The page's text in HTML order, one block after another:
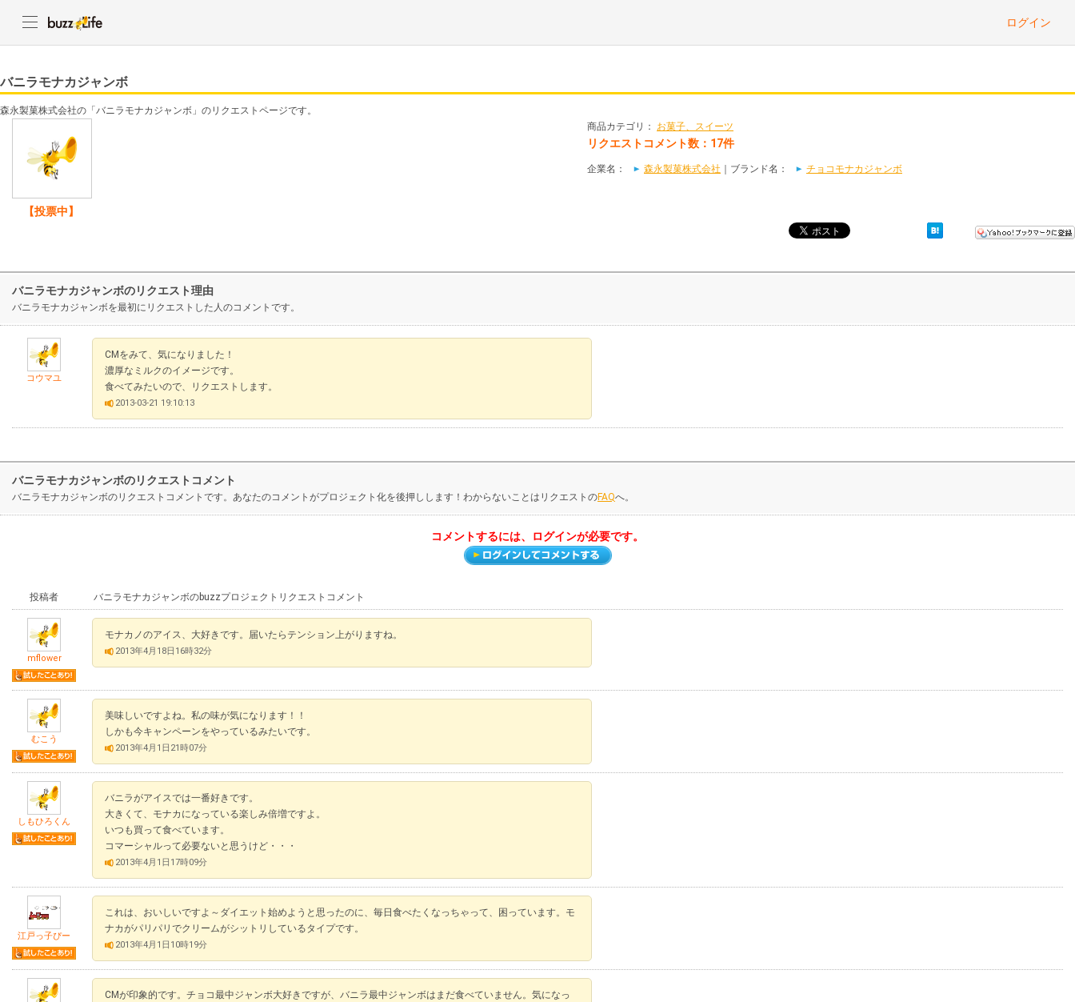
ログイン
バニラモナカジャンボ
森永製菓株式会社の「バニラモナカジャンボ」のリクエストページです。
【投票中】
商品カテゴリ： お菓子、スイーツ
リクエストコメント数：17件
企業名： 森永製菓株式会社 ｜ブランド名： チョコモナカジャンボ
バニラモナカジャンボのリクエスト理由
バニラモナカジャンボを最初にリクエストした人のコメントです。
コウマユ
CMをみて、気になりました！
濃厚なミルクのイメージです。
食べてみたいので、リクエストします。
2013-03-21 19:10:13
バニラモナカジャンボのリクエストコメント
バニラモナカジャンボのリクエストコメントです。あなたのコメントがプロジェクト化を後押しします！わからないことはリクエストのFAQへ。
コメントするには、ログインが必要です。
投稿者 バニラモナカジャンボのbuzzプロジェクトリクエストコメント
mflower
モナカノのアイス、大好きです。届いたらテンション上がりますね。
2013年4月18日16時32分
むこう
美味しいですよね。私の味が気になります！！
しかも今キャンペーンをやっているみたいです。
2013年4月1日21時07分
しもひろくん
バニラがアイスでは一番好きです。
大きくて、モナカになっている楽しみ倍増ですよ。
いつも買って食べています。
コマーシャルって必要ないと思うけど・・・
2013年4月1日17時09分
江戸っ子ぴー
これは、おいしいですよ～ダイエット始めようと思ったのに、毎日食べたくなっちゃって、困っています。モ
ナカがパリパリでクリームがシットリしているタイプです。
2013年4月1日10時19分
CMが印象的です。チョコ最中ジャンボ大好きですが、バニラ最中ジャンボはまだ食べていません。気になっ